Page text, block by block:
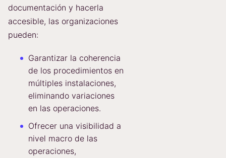
documentación y hacerla
accesible, las organizaciones
pueden:
Garantizar la coherencia
de los procedimientos en
múltiples instalaciones,
eliminando variaciones
en las operaciones.
Ofrecer una visibilidad a
nivel macro de las
operaciones,